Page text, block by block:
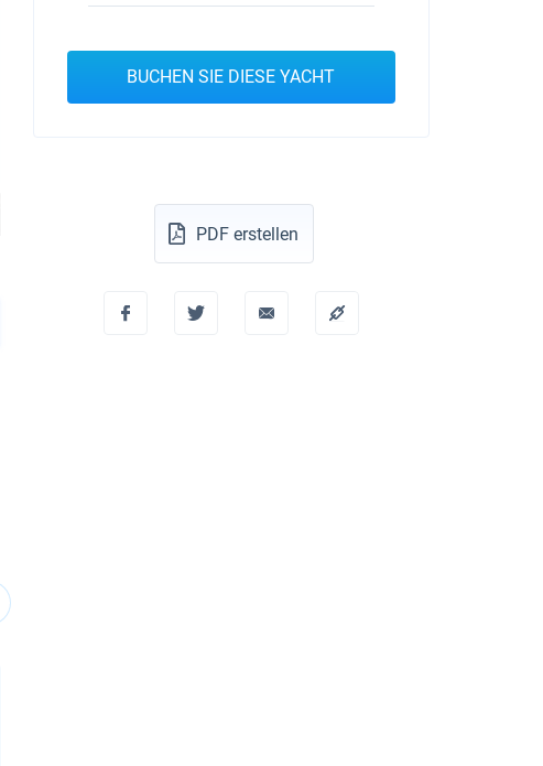
24/10/2026 - 31/10/2026
BUCHEN SIE DIESE YACHT
PDF erstellen